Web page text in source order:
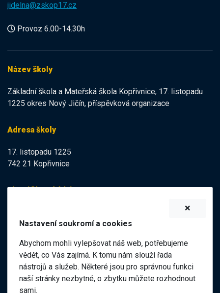
jidelna@zskop17.cz
Provoz 6.00-14.30h
Název školy
Základní škola a Mateřská škola Kopřivnice, 17. listopadu
1225 okres Nový Jičín, příspěvková organizace
Adresa školy
17. listopadu 1225
742 21 Kopřivnice
Identifikační údaje
IČO:47998121
Elektronická podatelna
ID datové schránky:
98pgf7m
Nastavení soukromí a cookies
Abychom mohli vylepšovat náš web, potřebujeme
vědět, co Vás zajímá. K tomu nám slouží řada
nástrojů a služeb. Některé jsou pro správnou funkci
naší stránky nezbytné, o zbytku můžete rozhodnout
sami.